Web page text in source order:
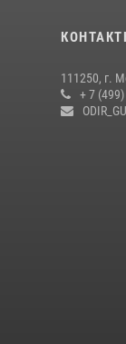
111250, г.
+ 7